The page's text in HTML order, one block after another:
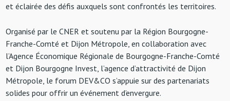
et éclairée des défis auxquels sont confrontés les territoires.
Organisé par le CNER et soutenu par la Région Bourgogne-
Franche-Comté et Dijon Métropole, en collaboration avec
l’Agence Économique Régionale de Bourgogne-Franche-Comté
et Dijon Bourgogne Invest, l’agence d’attractivité de Dijon
Métropole, le forum DEV&CO s’appuie sur des partenariats
solides pour offrir un événement d’envergure.